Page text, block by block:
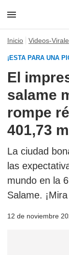
Inicio Videos-
¡ESTA PARA UNA
El
salame
rompe
401,73
La ciudad
las
mundo en la
Salame.
12 de noviembre